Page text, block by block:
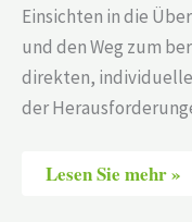
Einsichten in die
und den Weg zum
direkten,
der
Lesen Sie mehr »